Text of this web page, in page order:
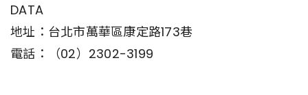
DATA
地址：台北市萬華區康定路173巷
電話：（02）2302-3199